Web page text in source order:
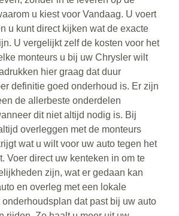
u kiest voor Vandaag. U voert
u kunt direct kijken wat de exacte
U vergelijkt zelf de kosten voor het
monteurs u bij uw Chrysler wilt
hier graag dat duur
definitie goed onderhoud is. Er zijn
de allerbeste onderdelen
dit niet altijd nodig is. Bij
overleggen met de monteurs
wat u wilt voor uw auto tegen het
Voer direct uw kenteken in om te
zijn, wat er gedaan kan
en overleg met een lokale
onderhoudsplan dat past bij uw auto